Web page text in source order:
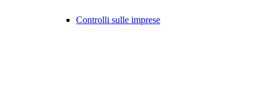
Controlli sulle imprese